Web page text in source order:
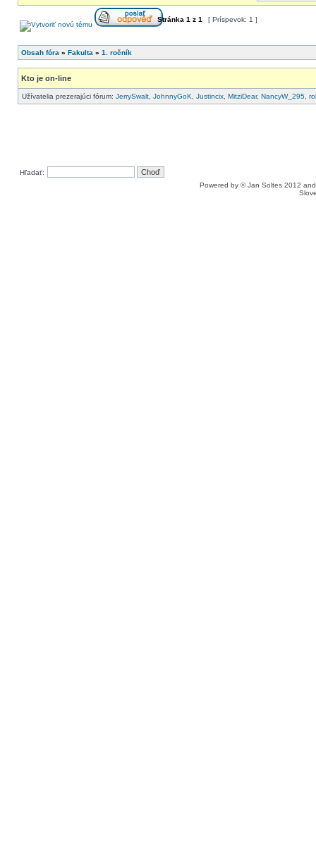
Stránka 1 z 1 [ Príspevok: 1 ]
Obsah fóra » Fakulta » 1. ročník
Kto je on-line
Užívatelia prezerajúci fórum: JerrySwalt JohnnyGoK Justincix MitziDear, NancyW_295
Hľadať:
Powered by © Jan Soltes 2012